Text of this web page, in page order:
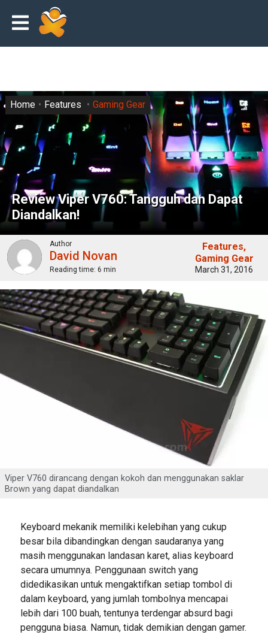
Review Viper V760: Tangguh dan Dapat
Diandalkan!
Home Features Gaming Gear
Author
David Novan
Reading time: 6 min
Features
Gaming Gear
March 31, 2016
Viper V760 dirancang dengan kokoh dan menggunakan saklar
Brown yang dapat diandalkan
Keyboard mekanik memiliki kelebihan yang cukup
besar bila dibandingkan dengan saudaranya yang
masih menggunakan landasan karet, alias keyboard
secara umumnya. Penggunaan switch yang
didedikasikan untuk mengaktifkan setiap tombol di
dalam keyboard, yang jumlah tombolnya mencapai
lebih dari 100 buah, tentunya terdengar absurd bagi
pengguna biasa. Namun, tidak demikian dengan gamer.